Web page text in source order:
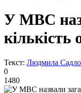
У МВС
кількість
Текст: Людмила
0
1480